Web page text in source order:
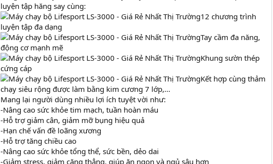
luyện tập hăng say cùng:
12 chương trình
luyện tập đa dạng
Tay cầm đa năng,
động cơ mạnh mẽ
Khung sườn thép
cứng cáp
Kết hợp cùng thảm
chạy siêu rộng được làm bằng kim cương 7 lớp,...
Mang lại người dùng nhiều lợi ích tuyệt vời như:
-Nâng cao sức khỏe tim mạch, tuần hoàn máu
-Hỗ trợ giảm cân, giảm mỡ bụng hiệu quả
-Hạn chế vấn đề loãng xương
-Hỗ trợ tăng chiều cao
-Nâng cao sức khỏe tổng thể, sức bền, dẻo dai
-Giảm stress, giảm căng thẳng, giúp ăn ngon và ngủ sâu hơn